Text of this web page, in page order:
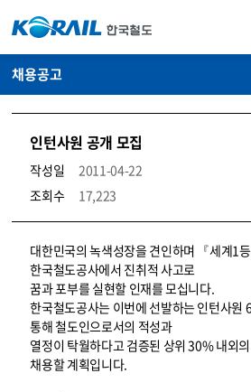
채용공고
인턴사원 공개 모집
작성일
2011-04-22
조회수
17,223
코레일소개_경영공시_채용공고 상세보기 – 내용, 파일, 담당자 연락처로 구성
대한민국의 녹색성장을 견인하며 『세계1
한국철도공사에서 진취적 사고로
꿈과 포부를 실현할 인재를 모십니다.
한국철도공사는 이번에 선발하는 인턴사원
통해 철도인으로서의 적성과
열정이 탁월하다고 검증된 상위 30% 내외
채용할 계획입니다.